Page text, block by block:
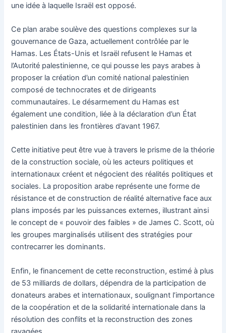
une idée à laquelle Israël est opposé.
Ce plan arabe soulève des questions complexes sur la
gouvernance de Gaza, actuellement contrôlée par le
Hamas. Les États-Unis et Israël refusent le Hamas et
l’Autorité palestinienne, ce qui pousse les pays arabes à
proposer la création d’un comité national palestinien
composé de technocrates et de dirigeants
communautaires. Le désarmement du Hamas est
également une condition, liée à la déclaration d’un État
palestinien dans les frontières d’avant 1967.
Cette initiative peut être vue à travers le prisme de la théorie
de la construction sociale, où les acteurs politiques et
internationaux créent et négocient des réalités politiques et
sociales. La proposition arabe représente une forme de
résistance et de construction de réalité alternative face aux
plans imposés par les puissances externes, illustrant ainsi
le concept de « pouvoir des faibles » de James C. Scott, où
les groupes marginalisés utilisent des stratégies pour
contrecarrer les dominants.
Enfin, le financement de cette reconstruction, estimé à plus
de 53 milliards de dollars, dépendra de la participation de
donateurs arabes et internationaux, soulignant l’importance
de la coopération et de la solidarité internationale dans la
résolution des conflits et la reconstruction des zones